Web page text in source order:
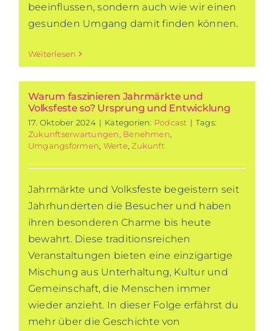
beeinflussen, sondern auch wie wir einen
gesunden Umgang damit finden können.
Weiterlesen
Warum faszinieren Jahrmärkte und
Volksfeste so? Ursprung und Entwicklung
17. Oktober 2024 | Kategorien: Podcast | Tags:
Zukunftserwartungen Benehmen
Umgangsformen Werte ,Zukunft
Jahrmärkte und Volksfeste begeistern seit
Jahrhunderten die Besucher und haben
ihren besonderen Charme bis heute
bewahrt. Diese traditionsreichen
Veranstaltungen bieten eine einzigartige
Mischung aus Unterhaltung, Kultur und
Gemeinschaft, die Menschen immer
wieder anzieht. In dieser Folge erfährst du
mehr über die Geschichte von